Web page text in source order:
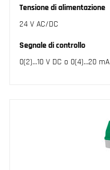
Tensione di alimentazione
24 V AC/DC
Segnale di controllo
0(2)…10 V DC o 0(4)…20 mA